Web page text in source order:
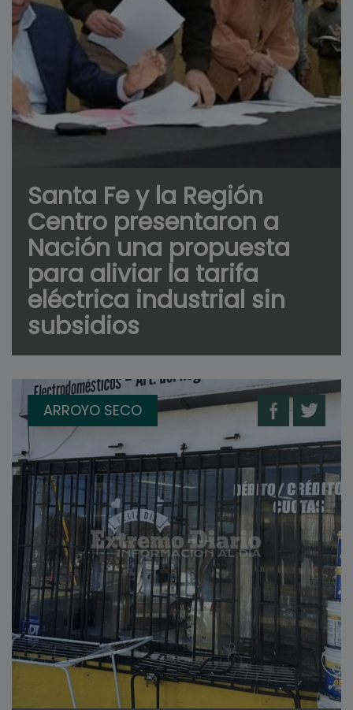
Santa Fe y la Región
Centro presentaron a
Nación una propuesta
para aliviar la tarifa
eléctrica industrial sin
subsidios
ARROYO SECO